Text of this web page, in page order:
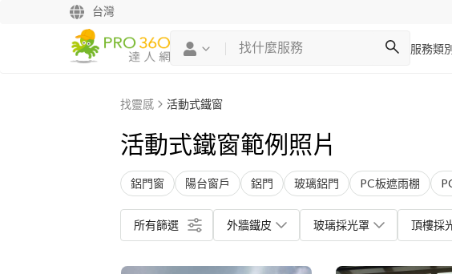
台灣
服務類別
找靈感 活動式鐵窗
活動式鐵窗範例照片
鋁門窗 陽台窗戶 鋁門 玻璃鋁門 PC板遮雨棚
所有篩選 外牆鐵皮 玻璃採光罩 頂樓採